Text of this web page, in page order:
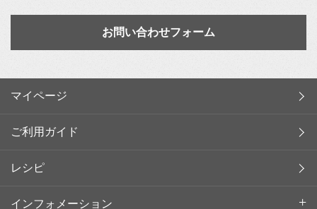
お問い合わせフォーム
マイページ
ご利用ガイド
レシピ
インフォメーション